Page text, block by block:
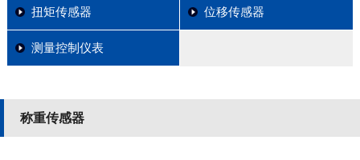
扭矩传感器 位移传感器
测量控制仪表
称重传感器